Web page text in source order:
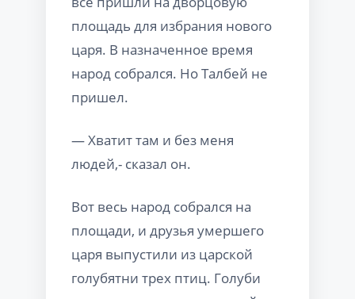
площадь для избрания нового
царя. В назначенное время
народ собрался. Но Талбей не
пришел.
— Хватит там и без меня
людей,- сказал он.
Вот весь народ собрался на
площади, и друзья умершего
царя выпустили из царской
голубятни трех птиц. Голуби